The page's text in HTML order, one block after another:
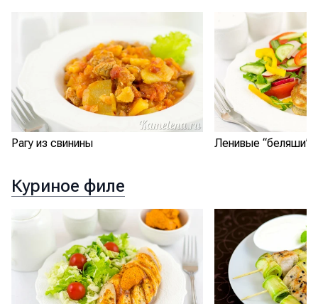
Рагу из свинины Ленивые “беляши”
Куриное филе